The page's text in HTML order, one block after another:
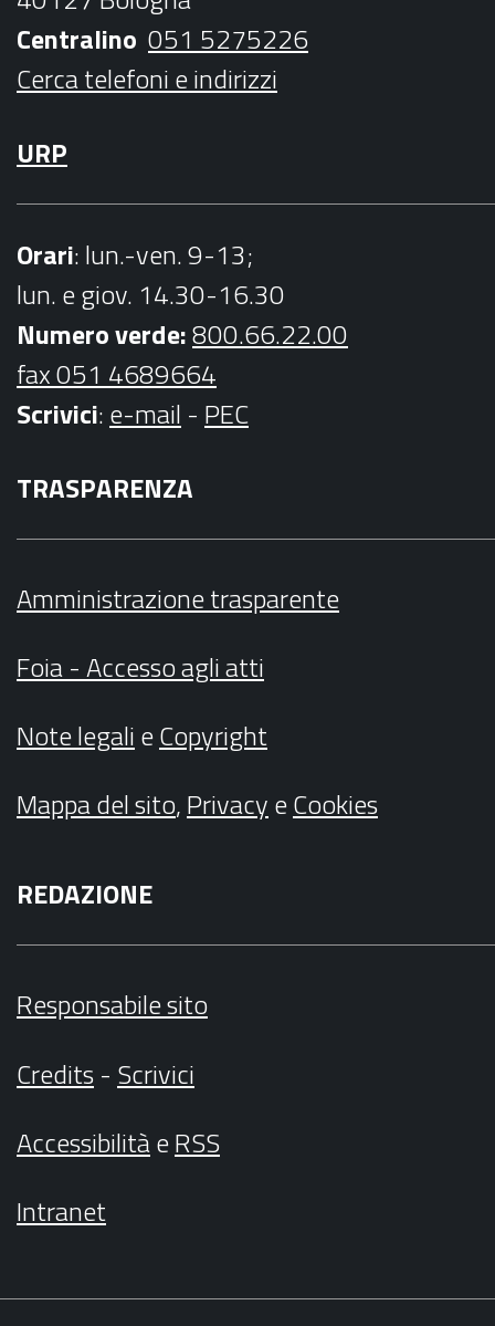
k
a
m
Centralino 051 5275226
Cerca telefoni e indirizzi
URP
Orari: lun.-ven. 9-13;
lun. e giov. 14.30-16.30
Numero verde:800.66.22.00
fax 051 4689664
Scrivici:e-mail - PEC
TRASPARENZA
Amministrazione trasparente
Foia - Accesso agli atti
Note legalieCopyright
Mappa del sito,PrivacyeCookies
REDAZIONE
Responsabile sito
Credits- Scrivici
AccessibilitàeRSS
Intranet